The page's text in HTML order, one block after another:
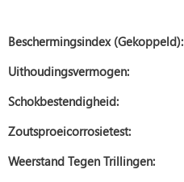
Beschermingsindex (gekoppeld):
Uithoudingsvermogen:
Schokbestendigheid:
Zoutsproeicorrosietest:
Weerstand Tegen Trillingen: